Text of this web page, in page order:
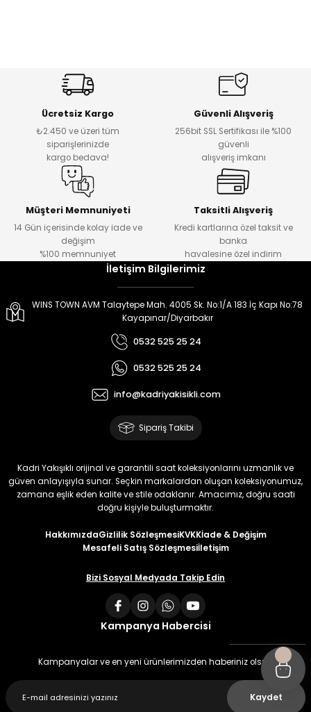
Ücretsiz Kargo
₺2.450 ve üzeri tüm
siparişlerinizde
kargo bedava!
Güvenli Alışveriş
256bit SSL Sertifikası ile %100
güvenli
alışveriş imkanı
Müşteri Memnuniyeti
14 Gün içerisinde kolay iade ve
değişim
%100 memnuniyet
Taksitli Alışveriş
Kredi kartlarına özel taksit ve
banka
havalesine özel indirim
İletişim Bilgilerimiz
WINS TOWN AVM Talaytepe Mah. 4005 Sk. No:1/A 183 İç Kapı No:78
Kayapınar/Diyarbakır
0532 525 25 24
0532 525 25 24
info@kadriyakisikli.com
Sipariş Takibi
Kadri Yakışıklı orijinal ve garantili saat koleksiyonlarını uzmanlık ve
güven anlayışıyla sunar. Seçkin markalardan oluşan koleksiyonumuz,
zamana eşlik eden kalite ve stile odaklanır. Amacımız, doğru saati
doğru kişiyle buluşturmaktır.
HakkımızdaGizlilik SözleşmesiKVKKİade & Değişim
Mesafeli Satış Sözleşmesiİletişim
Bizi Sosyal Medyada Takip Edin
Kampanya Habercisi
Kampanyalar ve en yeni ürünlerimizden haberiniz olsun
Kaydet